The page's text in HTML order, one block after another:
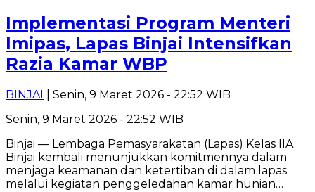
Implementasi Program Menteri
Imipas, Lapas Binjai Intensifkan
Razia Kamar WBP
BINJAI
| Senin, 9 Maret 2026 - 22:52 WIB
Senin, 9 Maret 2026 - 22:52 WIB
Binjai — Lembaga Pemasyarakatan (Lapas) Kelas IIA
Binjai kembali menunjukkan komitmennya dalam
menjaga keamanan dan ketertiban di dalam lapas
melalui kegiatan penggeledahan kamar hunian…